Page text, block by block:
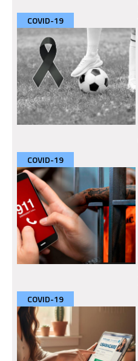
COVID-19
COVID-19
COVID-19